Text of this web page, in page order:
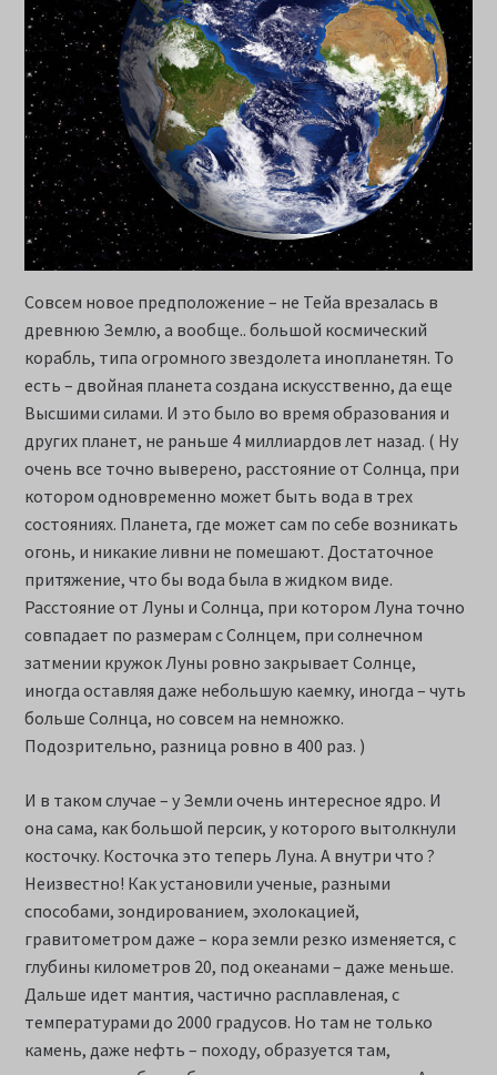
Совсем новое предположение – не Тейа врезалась в
древнюю Землю, а вообще.. большой космический
корабль, типа огромного звездолета инопланетян. То
есть – двойная планета создана искусственно, да еще
Высшими силами. И это было во время образования и
других планет, не раньше 4 миллиардов лет назад. ( Ну
очень все точно выверено, расстояние от Солнца, при
котором одновременно может быть вода в трех
состояниях. Планета, где может сам по себе возникать
огонь, и никакие ливни не помешают. Достаточное
притяжение, что бы вода была в жидком виде.
Расстояние от Луны и Солнца, при котором Луна точно
совпадает по размерам с Солнцем, при солнечном
затмении кружок Луны ровно закрывает Солнце,
иногда оставляя даже небольшую каемку, иногда – чуть
больше Солнца, но совсем на немножко.
Подозрительно, разница ровно в 400 раз. )
И в таком случае – у Земли очень интересное ядро. И
она сама, как большой персик, у которого вытолкнули
косточку. Косточка это теперь Луна. А внутри что ?
Неизвестно! Как установили ученые, разными
способами, зондированием, эхолокацией,
гравитометром даже – кора земли резко изменяется, с
глубины километров 20, под океанами – даже меньше.
Дальше идет мантия, частично расплавленая, с
температурами до 2000 градусов. Но там не только
камень, даже нефть – походу, образуется там,